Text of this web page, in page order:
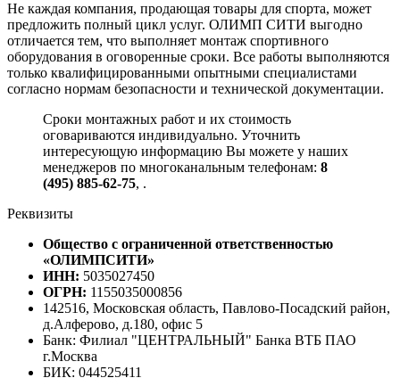
Не каждая компания, продающая товары для спорта, может
предложить полный цикл услуг. ОЛИМП СИТИ выгодно
отличается тем, что выполняет монтаж спортивного
оборудования в оговоренные сроки. Все работы выполняются
только квалифицированными опытными специалистами
согласно нормам безопасности и технической документации.
Сроки монтажных работ и их стоимость
оговариваются индивидуально. Уточнить
интересующую информацию Вы можете у наших
менеджеров по многоканальным телефонам: 8
(495) 885-62-75, .
Реквизиты
Общество с ограниченной ответственностью
«ОЛИМПСИТИ»
ИНН: 5035027450
ОГРН: 1155035000856
142516, Московская область, Павлово-Посадский район,
д.Алферово, д.180, офис 5
Банк: Филиал "ЦЕНТРАЛЬНЫЙ" Банка ВТБ ПАО
г.Москва
БИК: 044525411